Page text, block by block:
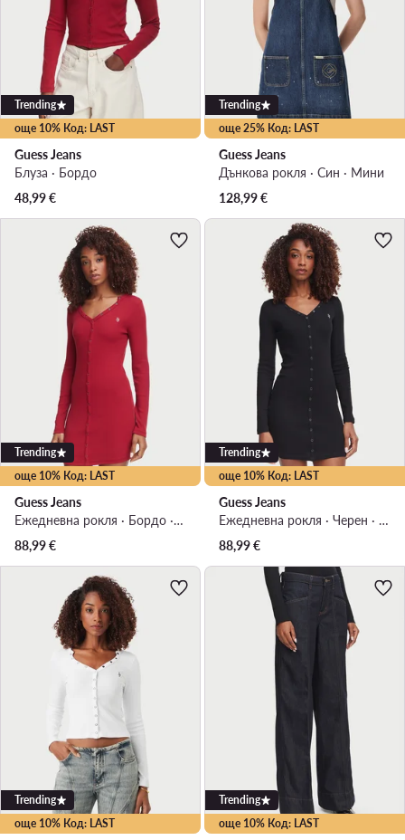
още 10% Код: LAST
Trending
Guess Jeans
Блуза · Бордо
48,99€
още 25% Код: LAST
Trending
Guess Jeans
Дънкова рокля · Син · Мини
128,99€
още 10% Код: LAST
Trending
Guess Jeans
Ежедневна рокля · Бордо · Мини
88,99€
още 10% Код: LAST
Trending
Guess Jeans
Ежедневна рокля · Черен · Мини
88,99€
още 10% Код: LAST
Trending
още 10% Код: LAST
Trending